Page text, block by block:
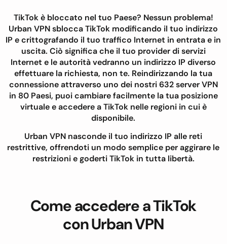
TikTok è bloccato nel tuo Paese? Nessun problema!
Urban VPN sblocca TikTok modificando il tuo indirizzo
IP e crittografando il tuo traffico Internet in entrata e in
uscita. Ciò significa che il tuo provider di servizi
Internet e le autorità vedranno un indirizzo IP diverso
effettuare la richiesta, non te. Reindirizzando la tua
connessione attraverso uno dei nostri 632 server VPN
in 80 Paesi, puoi cambiare facilmente la tua posizione
virtuale e accedere a TikTok nelle regioni in cui è
disponibile.
Urban VPN nasconde il tuo indirizzo IP alle reti
restrittive, offrendoti un modo semplice per aggirare le
restrizioni e goderti TikTok in tutta libertà.
Come accedere a TikTok
con Urban VPN